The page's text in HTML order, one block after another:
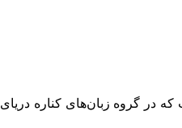
در گروه زبان‌های کناره دریای